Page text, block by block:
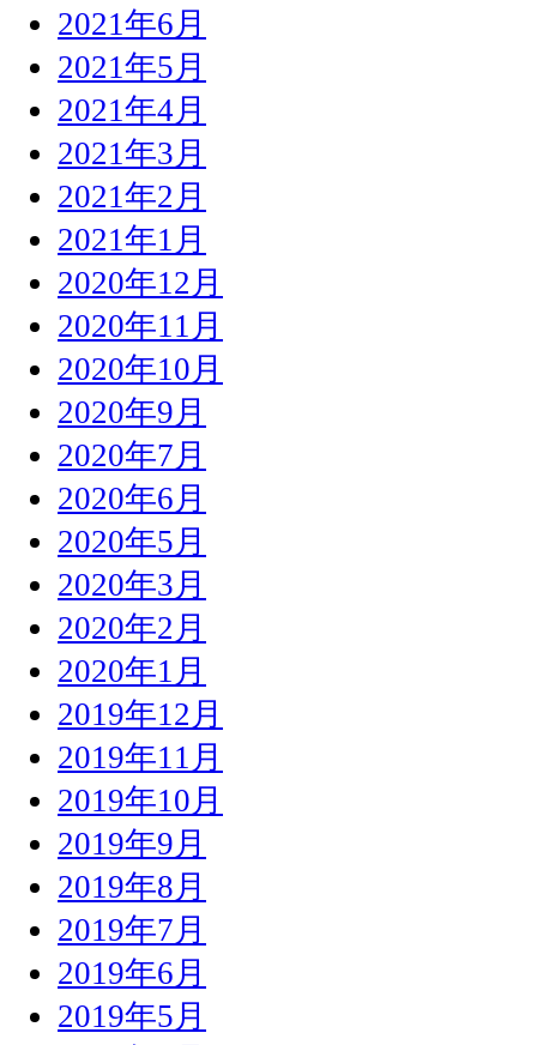
2021年6月
2021年5月
2021年4月
2021年3月
2021年2月
2021年1月
2020年12月
2020年11月
2020年10月
2020年9月
2020年7月
2020年6月
2020年5月
2020年3月
2020年2月
2020年1月
2019年12月
2019年11月
2019年10月
2019年9月
2019年8月
2019年7月
2019年6月
2019年5月